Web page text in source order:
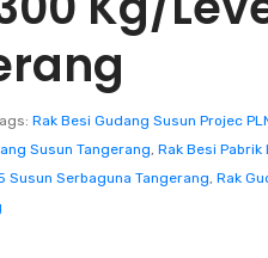
Rak Besi Gudang Susun Projec
Susun Tangerang Rak Besi
Susun Serbaguna Tangerang Rak